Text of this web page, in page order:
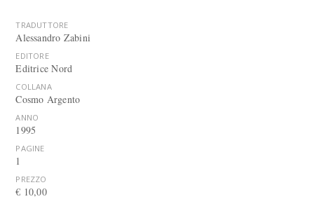
TRADUTTORE
Alessandro Zabini
EDITORE
Editrice Nord
COLLANA
Cosmo Argento
ANNO
1995
PAGINE
1
PREZZO
€ 10,00